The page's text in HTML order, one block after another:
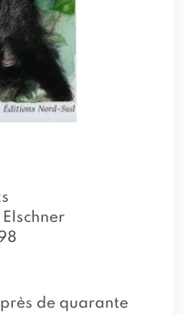
de quarante